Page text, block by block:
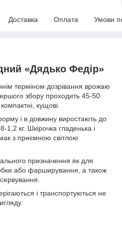
Доставка Оплата Умови
«Дядько Федір»
терміном дозрівання врожаю
збору проходить 45-50
кущові.
і в довжину виростають до
кг. Шкірочка гладенька і
з приємною світлою
призначення як для
або фарширування, а також
і транспортуються не